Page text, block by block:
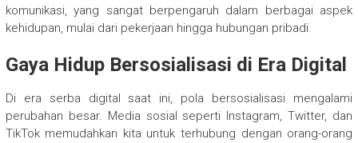
komunikasi, yang sangat berpengaruh dalam berbagai aspek
kehidupan, mulai dari pekerjaan hingga hubungan pribadi.
Gaya Hidup Bersosialisasi di Era Digital
Di era serba digital saat ini, pola bersosialisasi mengalami
perubahan besar. Media sosial seperti Instagram, Twitter, dan
TikTok memudahkan kita untuk terhubung dengan orang-orang